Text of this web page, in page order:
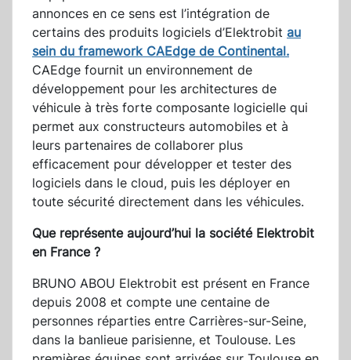
annonces en ce sens est l’intégration de
certains des produits logiciels d’Elektrobit au
sein du framework CAEdge de Continental.
CAEdge fournit un environnement de
développement pour les architectures de
véhicule à très forte composante logicielle qui
permet aux constructeurs automobiles et à
leurs partenaires de collaborer plus
efficacement pour développer et tester des
logiciels dans le cloud, puis les déployer en
toute sécurité directement dans les véhicules.
Que représente aujourd’hui la société Elektrobit
en France ?
BRUNO ABOU Elektrobit est présent en France
depuis 2008 et compte une centaine de
personnes réparties entre Carrières-sur-Seine,
dans la banlieue parisienne, et Toulouse. Les